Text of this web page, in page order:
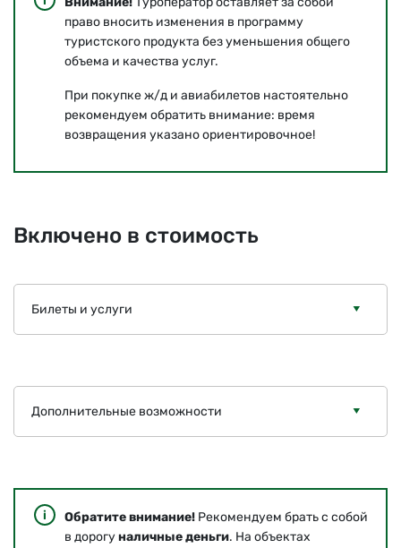
право вносить изменения в программу
туристского продукта без уменьшения общего
объема и качества услуг.
При покупке ж/д и авиабилетов настоятельно
рекомендуем обратить внимание: время
возвращения указано ориентировочное!
Включено в стоимость
Билеты и услуги
Дополнительные возможности
Обратите внимание! Рекомендуем брать с собой
в дорогуналичные деньги. На объектах